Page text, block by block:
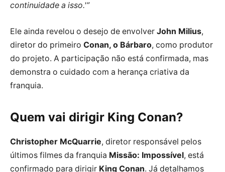
continuidade a isso.'”
Ele ainda revelou o desejo de envolver John Milius,
diretor do primeiro Conan, o Bárbaro, como produtor
do projeto. A participação não está confirmada, mas
demonstra o cuidado com a herança criativa da
franquia.
Quem vai dirigir King Conan?
Christopher McQuarrie, diretor responsável pelos
últimos filmes da franquia Missão: Impossível, está
confirmado para dirigir King Conan. Já detalhamos